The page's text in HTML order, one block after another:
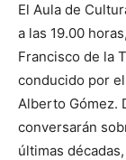
El Aula de
a las 19.00
Francisco de la
conducido por
Alberto Gómez.
conversarán
últimas